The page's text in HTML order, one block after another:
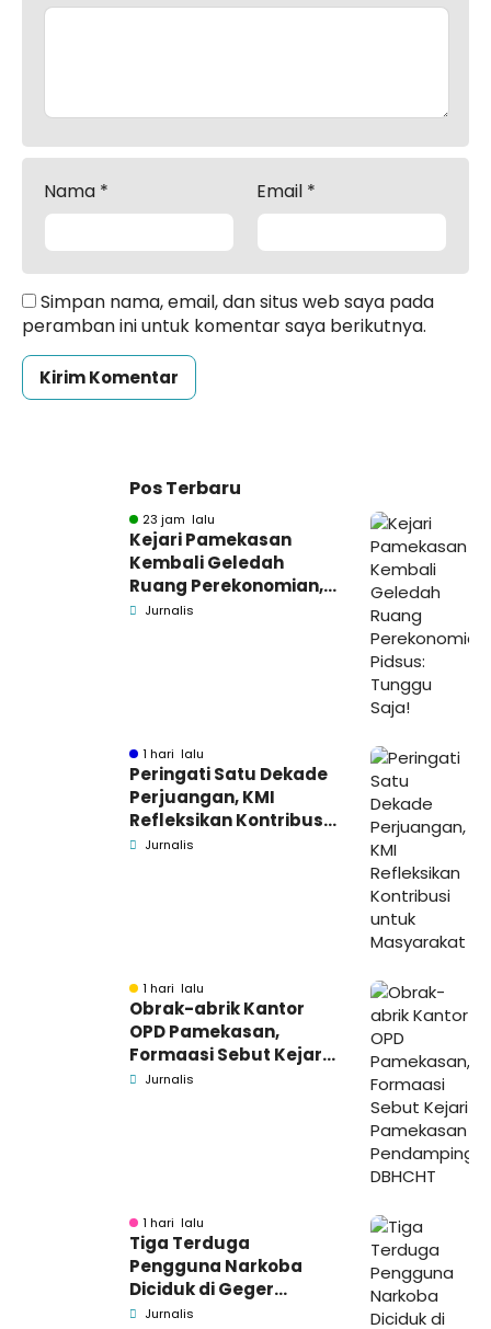
Nama * Email *
Simpan nama, email, dan situs web saya pada
peramban ini untuk komentar saya berikutnya.
Pos Terbaru
23 jam lalu
Kejari Pamekasan
Kembali Geledah
Ruang Perekonomian,
Pidsus: Tunggu Saja!
Jurnalis
1 hari lalu
Peringati Satu Dekade
Perjuangan, KMI
Refleksikan Kontribusi
untuk Masyarakat
Jurnalis
1 hari lalu
Obrak-abrik Kantor
OPD Pamekasan,
Formaasi Sebut Kejari
Pamekasan
Jurnalis
1 hari lalu
Tiga Terduga
Pengguna Narkoba
Diciduk di Geger
Bangkalan, Polisi Masih
Jurnalis